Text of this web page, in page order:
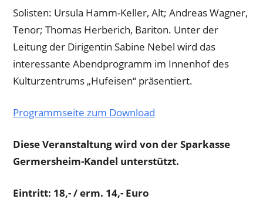
Solisten: Ursula Hamm-Keller, Alt; Andreas Wagner,
Tenor; Thomas Herberich, Bariton. Unter der
Leitung der Dirigentin Sabine Nebel wird das
interessante Abendprogramm im Innenhof des
Kulturzentrums „Hufeisen“ präsentiert.
Programmseite zum Download
Diese Veranstaltung wird von der Sparkasse
Germersheim-Kandel unterstützt.
Eintritt: 18,- / erm. 14,- Euro